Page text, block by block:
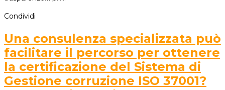
Condividi
Una consulenza specializzata può
facilitare il percorso per ottenere
la certificazione del Sistema di
Gestione corruzione ISO 37001?